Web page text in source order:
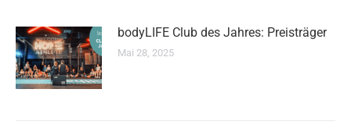
bodyLIFE Club des Jahres: Preisträger
Mai 28, 2025